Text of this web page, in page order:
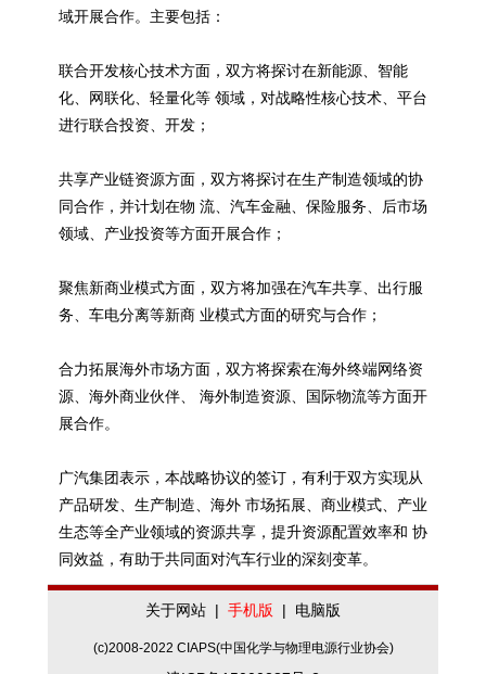
域开展合作。主要包括：
联合开发核心技术方面，双方将探讨在新能源、智能
化、网联化、轻量化等 领域，对战略性核心技术、平台
进行联合投资、开发；
共享产业链资源方面，双方将探讨在生产制造领域的协
同合作，并计划在物 流、汽车金融、保险服务、后市场
领域、产业投资等方面开展合作；
聚焦新商业模式方面，双方将加强在汽车共享、出行服
务、车电分离等新商 业模式方面的研究与合作；
合力拓展海外市场方面，双方将探索在海外终端网络资
源、海外商业伙伴、 海外制造资源、国际物流等方面开
展合作。
广汽集团表示，本战略协议的签订，有利于双方实现从
产品研发、生产制造、海外 市场拓展、商业模式、产业
生态等全产业领域的资源共享，提升资源配置效率和 协
同效益，有助于共同面对汽车行业的深刻变革。
关于网站 | 手机版 | 电脑版
(c)2008-2022 CIAPS(中国化学与物理电源行业协会)